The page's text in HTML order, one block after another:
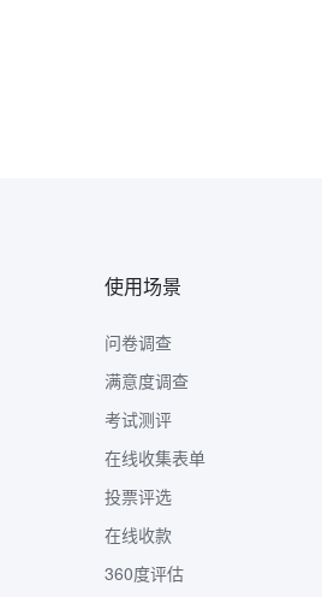
使用场景
问卷调查
满意度调查
考试测评
在线收集表单
投票评选
在线收款
360度评估